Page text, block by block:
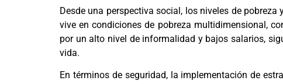
Desde una perspectiva social, los niveles de
vive en condiciones de pobreza multidimensional,
por un alto nivel de informalidad y bajos salarios,
vida.
En términos de seguridad, la implementación de